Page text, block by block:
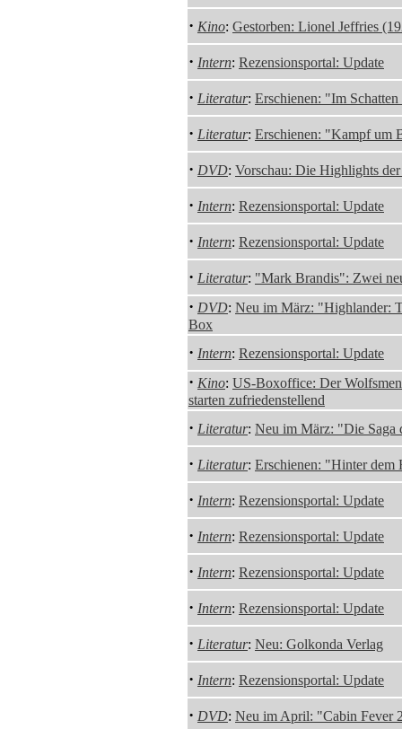
· Kino: Gestorben: Lionel Jeffries
· Intern: Rezensionsportal: Update
· Literatur: Erschienen: "Im
· Literatur: Erschienen: "Kampf um
· DVD: Vorschau: Die Highlights
· Intern: Rezensionsportal: Update
· Intern: Rezensionsportal: Update
· Literatur: "Mark Brandis": Zwei
· DVD: Neu im März: "Highlander:
Box
· Intern: Rezensionsportal: Update
· Kino: US-Boxoffice: Der
starten zufriedenstellend
· Literatur: Neu im März: "Die Saga
· Literatur: Erschienen: "Hinter
· Intern: Rezensionsportal: Update
· Intern: Rezensionsportal: Update
· Intern: Rezensionsportal: Update
· Intern: Rezensionsportal: Update
· Literatur: Neu: Golkonda Verlag
· Intern: Rezensionsportal: Update
· DVD: Neu im April: "Cabin Fever